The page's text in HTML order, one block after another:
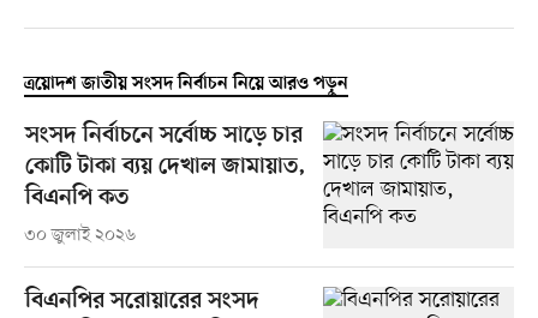
ত্রয়োদশ জাতীয় সংসদ নির্বাচন নিয়ে আরও পড়ুন
সংসদ নির্বাচনে সর্বোচ্চ সাড়ে চার
কোটি টাকা ব্যয় দেখাল জামায়াত,
বিএনপি কত
৩০ জুলাই ২০২৬
বিএনপির সরোয়ারের সংসদ